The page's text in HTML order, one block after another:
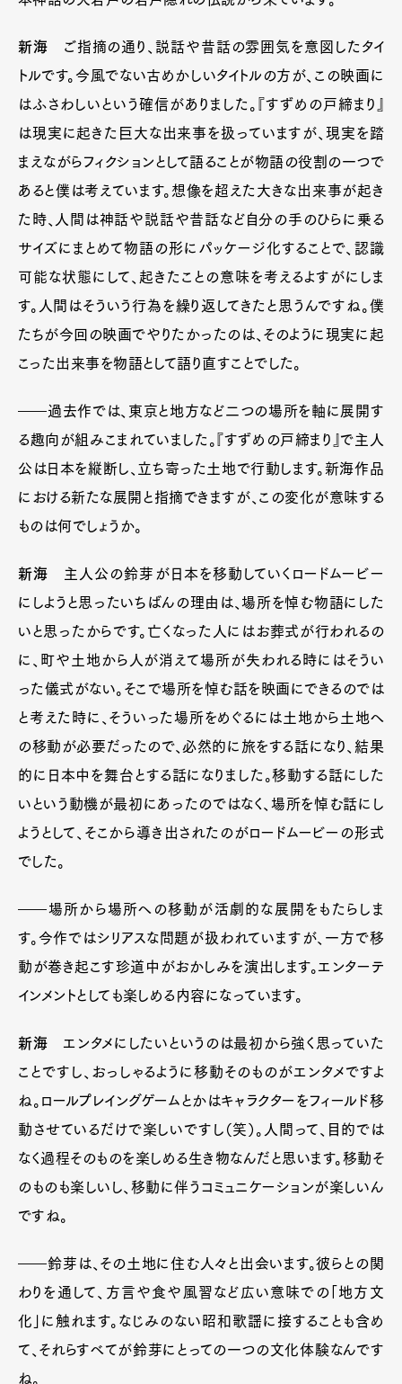
新海 ご指摘の通り、説話や昔話の雰囲気を意図したタイ
トルです。今風でない古めかしいタイトルの方が、この映画に
はふさわしいという確信がありました。『すずめの戸締まり』
は現実に起きた巨大な出来事を扱っていますが、現実を踏
まえながらフィクションとして語ることが物語の役割の一つで
あると僕は考えています。想像を超えた大きな出来事が起き
た時、人間は神話や説話や昔話など自分の手のひらに乗る
サイズにまとめて物語の形にパッケージ化することで、認識
可能な状態にして、起きたことの意味を考えるよすがにしま
す。人間はそういう行為を繰り返してきたと思うんですね。僕
たちが今回の映画でやりたかったのは、そのように現実に起
こった出来事を物語として語り直すことでした。
――過去作では、東京と地方など二つの場所を軸に展開す
る趣向が組みこまれていました。『すずめの戸締まり』で主人
公は日本を縦断し、立ち寄った土地で行動します。新海作品
における新たな展開と指摘できますが、この変化が意味する
ものは何でしょうか。
新海 主人公の鈴芽が日本を移動していくロードムービー
にしようと思ったいちばんの理由は、場所を悼む物語にした
いと思ったからです。亡くなった人にはお葬式が行われるの
に、町や土地から人が消えて場所が失われる時にはそうい
った儀式がない。そこで場所を悼む話を映画にできるのでは
と考えた時に、そういった場所をめぐるには土地から土地へ
の移動が必要だったので、必然的に旅をする話になり、結果
的に日本中を舞台とする話になりました。移動する話にした
いという動機が最初にあったのではなく、場所を悼む話にし
ようとして、そこから導き出されたのがロードムービーの形式
でした。
――場所から場所への移動が活劇的な展開をもたらしま
す。今作ではシリアスな問題が扱われていますが、一方で移
動が巻き起こす珍道中がおかしみを演出します。エンターテ
インメントとしても楽しめる内容になっています。
新海 エンタメにしたいというのは最初から強く思っていた
ことですし、おっしゃるように移動そのものがエンタメですよ
ね。ロールプレイングゲームとかはキャラクターをフィールド移
動させているだけで楽しいですし（笑）。人間って、目的では
なく過程そのものを楽しめる生き物なんだと思います。移動そ
のものも楽しいし、移動に伴うコミュニケーションが楽しいん
ですね。
――鈴芽は、その土地に住む人々と出会います。彼らとの関
わりを通して、方言や食や風習など広い意味での「地方文
化」に触れます。なじみのない昭和歌謡に接することも含め
て、それらすべてが鈴芽にとっての一つの文化体験なんです
ね。